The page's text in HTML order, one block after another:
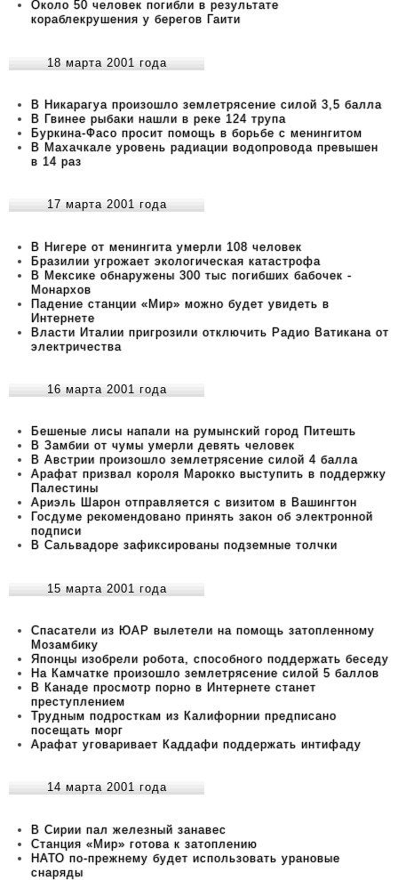
Около 50 человек погибли в результате
кораблекрушения у берегов Гаити
18 марта 2001 года
В Никарагуа произошло землетрясение силой 3,5 балла
В Гвинее рыбаки нашли в реке 124 трупа
Буркина-Фасо просит помощь в борьбе с менингитом
В Махачкале уровень радиации водопровода превышен
в 14 раз
17 марта 2001 года
В Нигере от менингита умерли 108 человек
Бразилии угрожает экологическая катастрофа
В Мексике обнаружены 300 тыс погибших бабочек -
Монархов
Падение станции «Мир» можно будет увидеть в
Интернете
Власти Италии пригрозили отключить Радио Ватикана от
электричества
16 марта 2001 года
Бешеные лисы напали на румынский город Питешть
В Замбии от чумы умерли девять человек
В Австрии произошло землетрясение силой 4 балла
Арафат призвал короля Марокко выступить в поддержку
Палестины
Ариэль Шарон отправляется с визитом в Вашингтон
Госдуме рекомендовано принять закон об электронной
подписи
В Сальвадоре зафиксированы подземные толчки
15 марта 2001 года
Спасатели из ЮАР вылетели на помощь затопленному
Мозамбику
Японцы изобрели робота, способного поддержать беседу
На Камчатке произошло землетрясение силой 5 баллов
В Канаде просмотр порно в Интернете станет
преступлением
Трудным подросткам из Калифорнии предписано
посещать морг
Арафат уговаривает Каддафи поддержать интифаду
14 марта 2001 года
В Сирии пал железный занавес
Станция «Мир» готова к затоплению
НАТО по-прежнему будет использовать урановые
снаряды